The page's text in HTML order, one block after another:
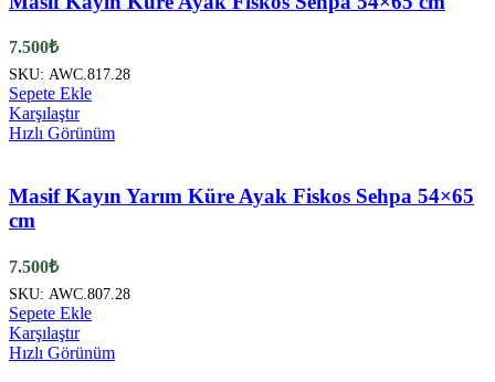
7.500₺
SKU: AWC.817.28
Sepete Ekle
Karşılaştır
Hızlı Görünüm
Masif Kayın Yarım Küre Ayak Fiskos Sehpa 54×65
cm
7.500₺
SKU: AWC.807.28
Sepete Ekle
Karşılaştır
Hızlı Görünüm